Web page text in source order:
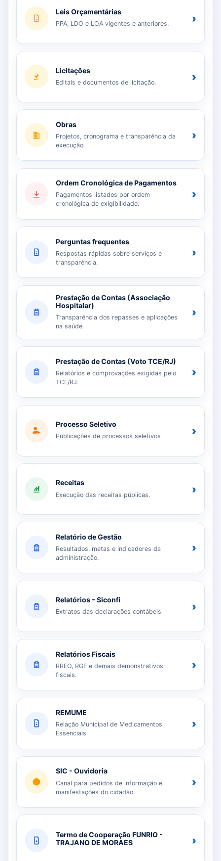
Leis Orçamentárias
PPA, LDO e LOA vigentes e anteriores. ›
Licitações
Editais e documentos de licitação. ›
Obras
Projetos, cronograma e transparência da
execução.
›
Ordem Cronológica de Pagamentos
Pagamentos listados por ordem
cronológica de exigibilidade.
›
Perguntas frequentes
Respostas rápidas sobre serviços e
transparência.
›
Prestação de Contas (Associação
Hospitalar)
Transparência dos repasses e aplicações
na saúde.
›
Prestação de Contas (Voto TCE/RJ)
Relatórios e comprovações exigidas pelo
TCE/RJ.
›
Processo Seletivo
Publicações de processos seletivos ›
Receitas
Execução das receitas públicas. ›
Relatório de Gestão
Resultados, metas e indicadores da
administração.
›
Relatórios – Siconfi
Extratos das declarações contábeis ›
Relatórios Fiscais
RREO, RGF e demais demonstrativos
fiscais.
›
REMUME
Relação Municipal de Medicamentos
Essenciais
›
SIC - Ouvidoria
Canal para pedidos de informação e
manifestações do cidadão.
›
Termo de Cooperação FUNRIO -
TRAJANO DE MORAES
›